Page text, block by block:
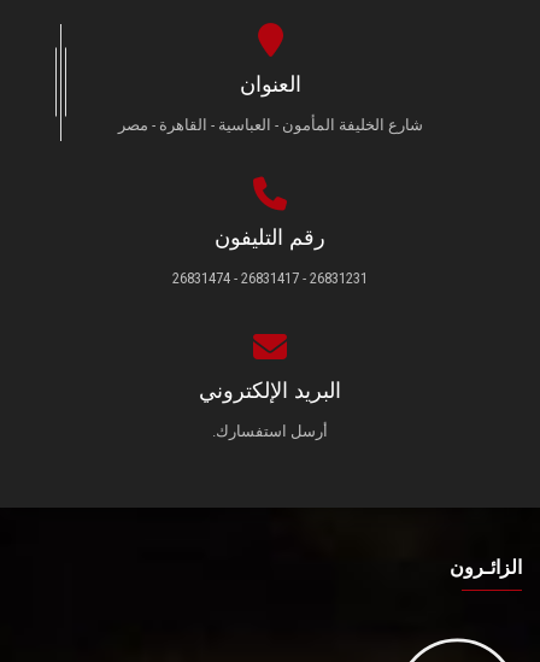
العنوان
شارع الخليفة المأمون - العباسية - القاهرة - مصر
رقم التليفون
26831231 - 26831417 - 26831474
البريد الإلكتروني
أرسل استفسارك.
الزائـرون